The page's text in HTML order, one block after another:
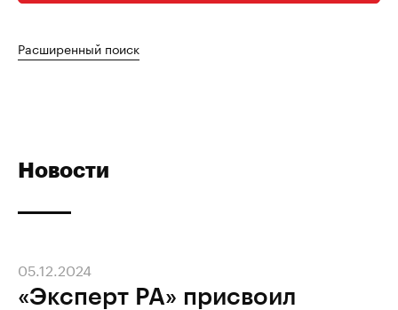
Расширенный поиск
Новости
«Эксперт РА» присвоил
05.12.2024